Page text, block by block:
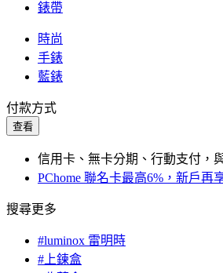
錶帶
時尚
手錶
藍錶
付款方式
查看
信用卡、無卡分期、行動支付，
PChome 聯名卡最高6%，新戶再
搜尋更多
#luminox 雷明時
#上鍊盒